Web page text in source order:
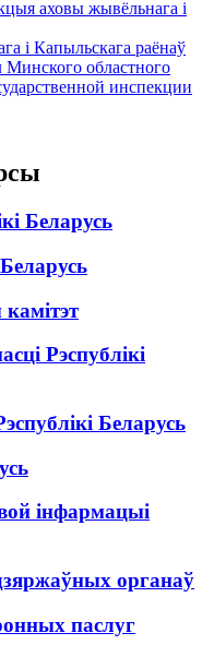
аховы жывёльнага і
і Капыльскага раёнаў
областного
инспекции
Беларусь
Рэспублікі
Беларусь
інфармацыі
органаў
паслуг